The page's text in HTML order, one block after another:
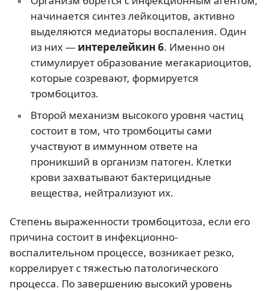
начинается синтез лейкоцитов, активно
выделяются медиаторы воспаления. Один
из них — интерелейкин 6. Именно он
стимулирует образование мегакариоцитов,
которые созревают, формируется
тромбоцитоз.
Второй механизм высокого уровня частиц
состоит в том, что тромбоциты сами
участвуют в иммунном ответе на
проникший в организм патоген. Клетки
крови захватывают бактерицидные
вещества, нейтрализуют их.
Степень выраженности тромбоцитоза, если его
причина состоит в инфекционно-
воспалительном процессе, возникает резко,
коррелирует с тяжестью патологического
процесса. По завершению высокий уровень